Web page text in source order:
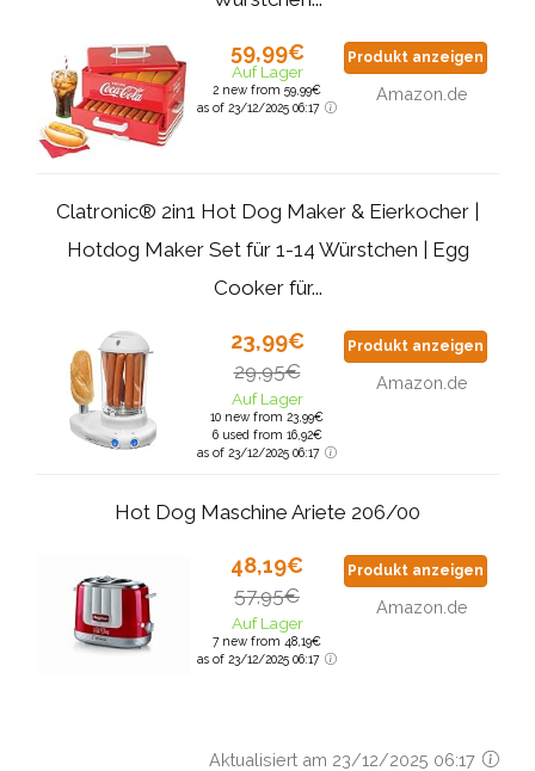
59,99€
Auf Lager
2 new from 59,99€
as of 23/12/2025 06:17
Produkt anzeigen
Amazon.de
Clatronic® 2in1 Hot Dog Maker & Eierkocher |
Hotdog Maker Set für 1-14 Würstchen | Egg
Cooker für...
23,99€
29,95€
Auf Lager
10 new from 23,99€
6 used from 16,92€
as of 23/12/2025 06:17
Produkt anzeigen
Amazon.de
Hot Dog Maschine Ariete 206/00
48,19€
57,95€
Auf Lager
7 new from 48,19€
as of 23/12/2025 06:17
Produkt anzeigen
Amazon.de
Aktualisiert am 23/12/2025 06:17